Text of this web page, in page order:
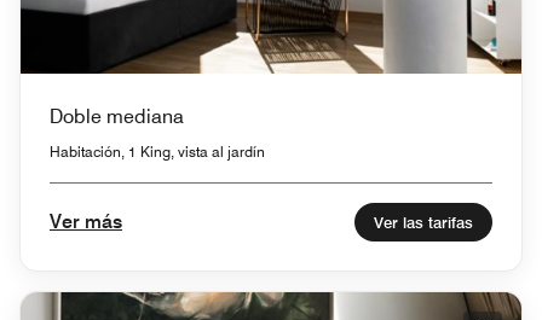
Doble mediana
Habitación, 1 King, vista al jardín
Ver más Ver las tarifas